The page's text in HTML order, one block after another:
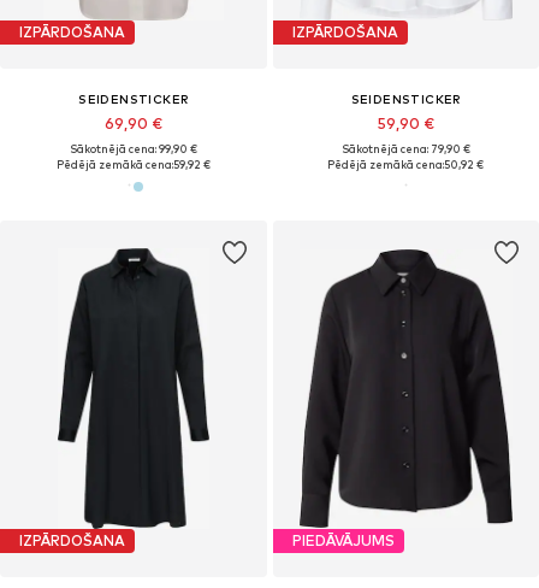
IZPĀRDOŠANA
SEIDENSTICKER
69,90 €
Sākotnējā cena: 99,90 €
Pēdējā zemākā cena:59,92 €
IZPĀRDOŠANA
SEIDENSTICKER
59,90 €
Sākotnējā cena: 79,90 €
Pēdējā zemākā cena:50,92 €
IZPĀRDOŠANA PIEDĀVĀJUMS